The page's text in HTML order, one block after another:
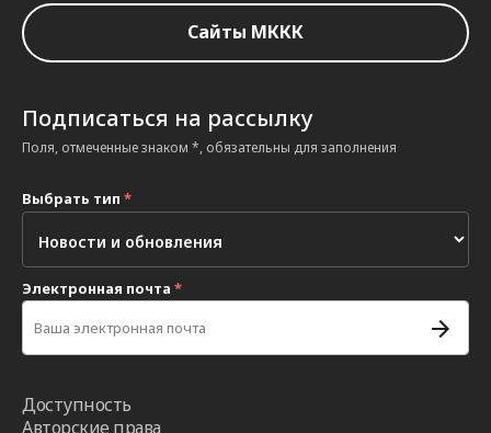
Сайты МККК
Подписаться на рассылку
Поля, отмеченные знаком *, обязательны для заполнения
Выбрать тип *
Электронная почта *
Доступность
Авторские права